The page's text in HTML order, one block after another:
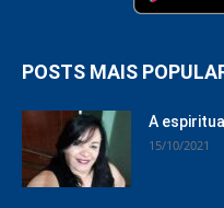
POSTS MAIS
A
15/10/2021